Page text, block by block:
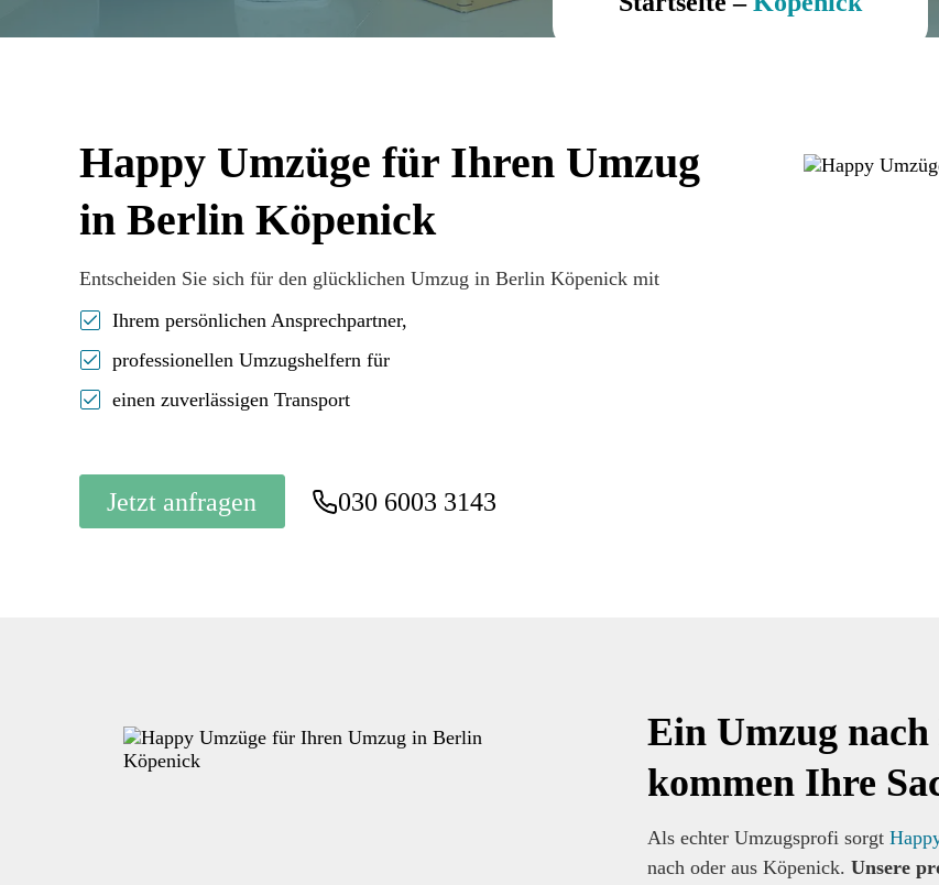
Happy Umzüge für Ihren Umzug
in Berlin Köpenick
Entscheiden Sie sich für den glücklichen Umzug in Berlin Köpenick mit
Ihrem persönlichen Ansprechpartner,
professionellen Umzugshelfern für
einen zuverlässigen Transport
Jetzt anfragen 030 6003 3143
Ein Umzug
kommen Ihre
Als echter Umzugsprofi sorgt
nach oder aus Köpenick. Unsere